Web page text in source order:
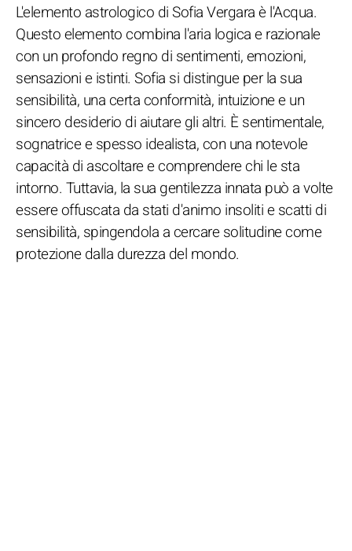
L'elemento astrologico di Sofia Vergara è l'Acqua.
Questo elemento combina l'aria logica e razionale
con un profondo regno di sentimenti, emozioni,
sensazioni e istinti. Sofia si distingue per la sua
sensibilità, una certa conformità, intuizione e un
sincero desiderio di aiutare gli altri. È sentimentale,
sognatrice e spesso idealista, con una notevole
capacità di ascoltare e comprendere chi le sta
intorno. Tuttavia, la sua gentilezza innata può a volte
essere offuscata da stati d'animo insoliti e scatti di
sensibilità, spingendola a cercare solitudine come
protezione dalla durezza del mondo.